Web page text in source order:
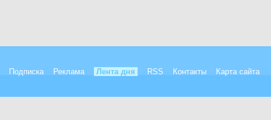
Подписка Реклама Лента дня RSS Контакты Карта сайта